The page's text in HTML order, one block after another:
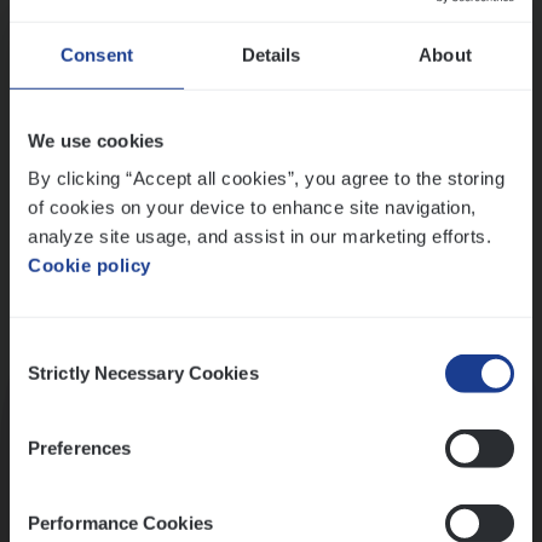
Consent Details About
We use cookies
By clicking “Accept all cookies”, you agree to the storing
of cookies on your device to enhance site navigation,
analyze site usage, and assist in our marketing efforts.
Cookie policy
Selection
Strictly Necessary Cookies
Preferences
Performance Cookies
Ons sollicitatieproces